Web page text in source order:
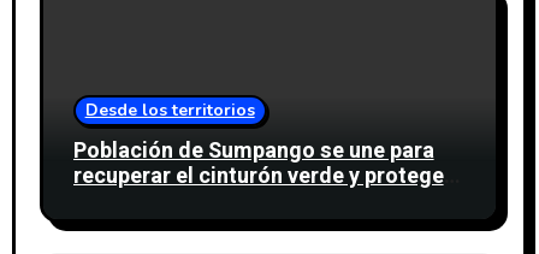
Desde los territorios
Población de Sumpango se une para
recuperar el cinturón verde y proteger